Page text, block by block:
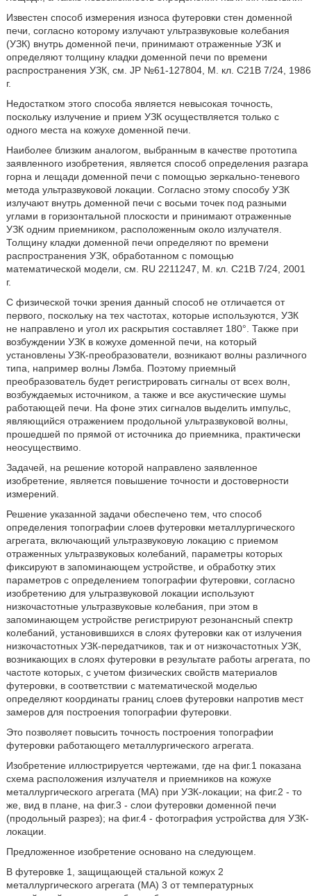
Известен способ измерения износа футеровки стен доменной
печи, согласно которому излучают ультразвуковые колебания
(УЗК) внутрь доменной печи, принимают отраженные УЗК и
определяют толщину кладки доменной печи по времени
распространения УЗК, см. JP №61-127804, М. кл. С21В 7/24, 1986
г.
Недостатком этого способа является невысокая точность,
поскольку излучение и прием УЗК осуществляется только с
одного места на кожухе доменной печи.
Наиболее близким аналогом, выбранным в качестве прототипа
заявленного изобретения, является способ определения разгара
горна и лещади доменной печи с помощью зеркально-теневого
метода ультразвуковой локации. Согласно этому способу УЗК
излучают внутрь доменной печи с восьми точек под разными
углами в горизонтальной плоскости и принимают отраженные
УЗК одним приемником, расположенным около излучателя.
Толщину кладки доменной печи определяют по времени
распространения УЗК, обработанном с помощью
математической модели, см. RU 2211247, M. кл. C21В 7/24, 2001
г.
С физической точки зрения данный способ не отличается от
первого, поскольку на тех частотах, которые используются, УЗК
не направлено и угол их раскрытия составляет 180°. Также при
возбуждении УЗК в кожухе доменной печи, на который
установлены УЗК-преобразователи, возникают волны различного
типа, например волны Лэмба. Поэтому приемный
преобразователь будет регистрировать сигналы от всех волн,
возбуждаемых источником, а также и все акустические шумы
работающей печи. На фоне этих сигналов выделить импульс,
являющийся отражением продольной ультразвуковой волны,
прошедшей по прямой от источника до приемника, практически
неосуществимо.
Задачей, на решение которой направлено заявленное
изобретение, является повышение точности и достоверности
измерений.
Решение указанной задачи обеспечено тем, что способ
определения топографии слоев футеровки металлургического
агрегата, включающий ультразвуковую локацию с приемом
отраженных ультразвуковых колебаний, параметры которых
фиксируют в запоминающем устройстве, и обработку этих
параметров с определением топографии футеровки, согласно
изобретению для ультразвуковой локации используют
низкочастотные ультразвуковые колебания, при этом в
запоминающем устройстве регистрируют резонансный спектр
колебаний, установившихся в слоях футеровки как от излучения
низкочастотных УЗК-передатчиков, так и от низкочастотных УЗК,
возникающих в слоях футеровки в результате работы агрегата, по
частоте которых, с учетом физических свойств материалов
футеровки, в соответствии с математической моделью
определяют координаты границ слоев футеровки напротив мест
замеров для построения топографии футеровки.
Это позволяет повысить точность построения топографии
футеровки работающего металлургического агрегата.
Изобретение иллюстрируется чертежами, где на фиг.1 показана
схема расположения излучателя и приемников на кожухе
металлургического агрегата (МА) при УЗК-локации; на фиг.2 - то
же, вид в плане, на фиг.3 - слои футеровки доменной печи
(продольный разрез); на фиг.4 - фотография устройства для УЗК-
локации.
Предложенное изобретение основано на следующем.
В футеровке 1, защищающей стальной кожух 2
металлургического агрегата (МА) 3 от температурных